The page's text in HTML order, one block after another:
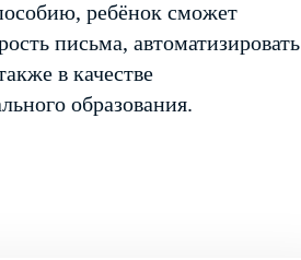
ребёнок сможет
письма, автоматизировать
в качестве
образования.